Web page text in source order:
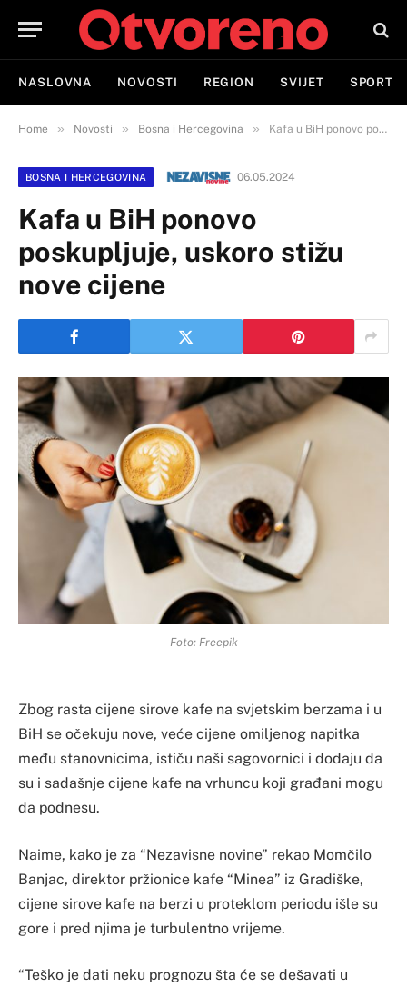
NASLOVNA NOVOSTI REGION SVIJET SPORT
Home » Novosti » Bosna i Hercegovina » Kafa u BiH ponovo poskupljuje, uskoro stižu nove cijene
BOSNA I HERCEGOVINA 06.05.2024
Kafa u BiH ponovo
poskupljuje, uskoro stižu
nove cijene
Foto: Freepik
Zbog rasta cijene sirove kafe na svjetskim berzama i u
BiH se očekuju nove, veće cijene omiljenog napitka
među stanovnicima, ističu naši sagovornici i dodaju da
su i sadašnje cijene kafe na vrhuncu koji građani mogu
da podnesu.
Naime, kako je za “Nezavisne novine” rekao Momčilo
Banjac, direktor pržionice kafe “Minea” iz Gradiške,
cijene sirove kafe na berzi u proteklom periodu išle su
gore i pred njima je turbulentno vrijeme.
“Teško je dati neku prognozu šta će se dešavati u